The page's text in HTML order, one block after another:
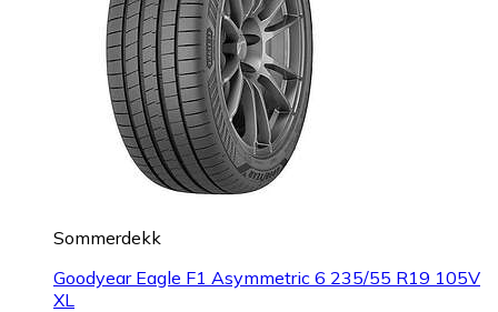
Sommerdekk
Goodyear Eagle F1 Asymmetric 6 235/55 R19 105V
XL